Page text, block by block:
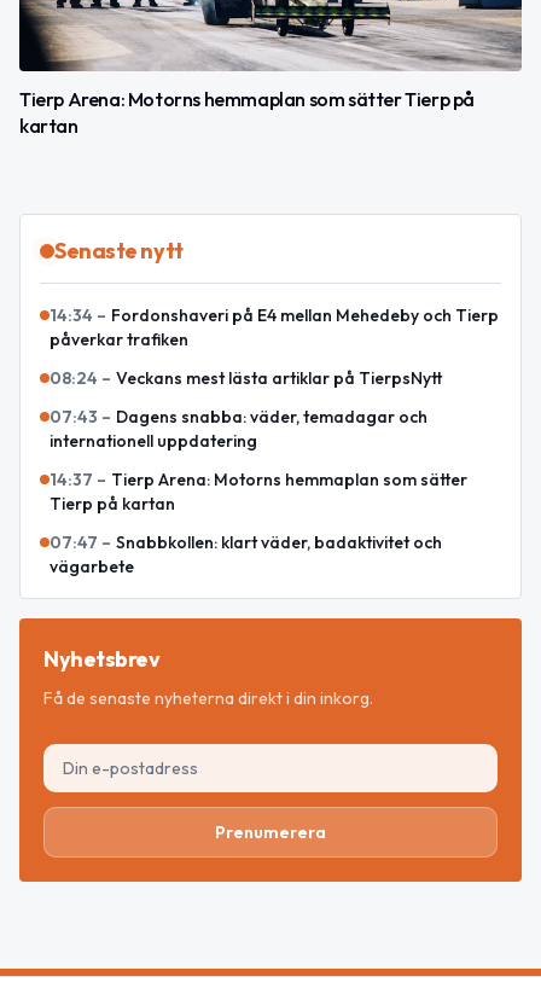
Tierp Arena: Motorns hemmaplan som sätter Tierp på
kartan
Senaste nytt
14:34 – Fordonshaveri på E4 mellan Mehedeby och Tierp
påverkar trafiken
08:24 – Veckans mest lästa artiklar på TierpsNytt
07:43 – Dagens snabba: väder, temadagar och
internationell uppdatering
14:37 – Tierp Arena: Motorns hemmaplan som sätter
Tierp på kartan
07:47 – Snabbkollen: klart väder, badaktivitet och
vägarbete
Nyhetsbrev
Få de senaste nyheterna direkt i din inkorg.
Prenumerera